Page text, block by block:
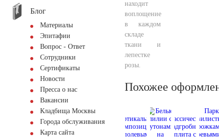
Блог
Материалы
Эпитафии
Вопрос - Ответ
Сотрудники
Сертификаты
Новости
Пресса о нас
Вакансии
Кладбища Москвы
Города обслуживания
Карта сайта
находит
воплощение
в каждом
складе
ткани и
лепестке
розы.
Похожее